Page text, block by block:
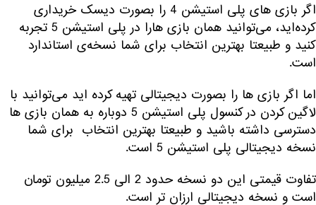
اگر بازی های پلی استیشن 4 را بصورت دیسک خریداری
کرده‌اید، می‌توانید همان بازی هارا در پلی استیشن 5 تجربه
کنید و طبیعتا بهترین انتخاب برای شما نسخه‌ی استاندارد
است.
اما اگر بازی ها را بصورت دیجیتالی تهیه کرده اید می‌توانید با
لاگین کردن در کنسول پلی استیشن 5 دوباره به همان بازی ها
دسترسی داشته باشید و طبیعتا بهترین انتخاب برای شما
نسخه دیجیتالی پلی استیشن 5 است.
تفاوت قیمتی این دو نسخه حدود 2 الی 2.5 میلیون تومان
است و نسخه دیجیتالی ارزان تر است.